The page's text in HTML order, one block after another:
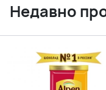
Недавно